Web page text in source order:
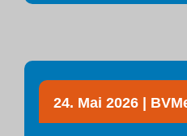
24. Mai 2026 |